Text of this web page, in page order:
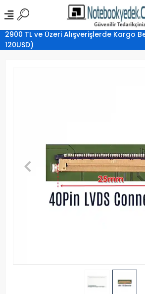
2900 TL ve Üzeri Alışverişlerde Kargo
120USD)